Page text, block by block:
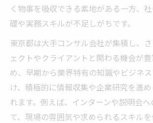
く物事を吸収できる素地がある一方、
礎や実務スキルが不足しがちです。
東京都は大手コンサル会社が集積し、
ェクトやクライアントと関わる機会が
め、早期から業界特有の知識やビジネ
け、積極的に情報収集や企業研究を進
れます。例えば、インターンや説明会
て、現場の雰囲気や求められるスキル